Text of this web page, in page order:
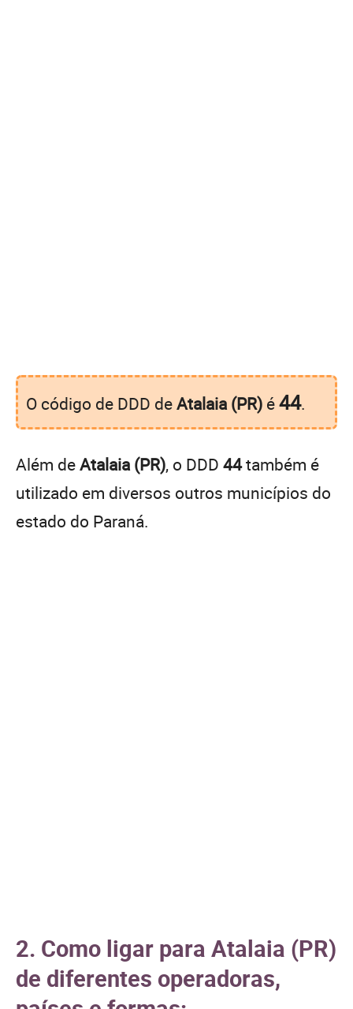
O código de DDD deAtalaia (PR) é44.
Além deAtalaia (PR), o DDD 44também é
utilizado em diversos outros municípios do
estado do Paraná.
2. Como ligar para Atalaia (PR)
de diferentes operadoras,